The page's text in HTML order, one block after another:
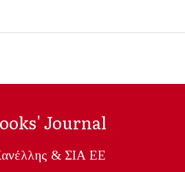
Journal
& ΣΙΑ ΕΕ